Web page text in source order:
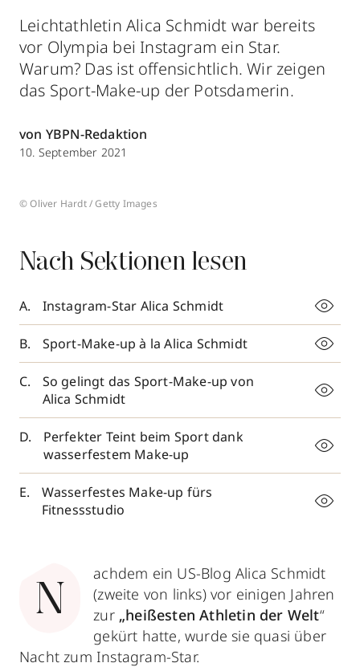
Leichtathletin Alica Schmidt war bereits
vor Olympia bei Instagram ein Star.
Warum? Das ist offensichtlich. Wir zeigen
das Sport-Make-up der Potsdamerin.
von YBPN-Redaktion
10. September 2021
© Oliver Hardt / Getty Images
Nach Sektionen lesen
Instagram-Star Alica Schmidt
Sport-Make-up à la Alica Schmidt
So gelingt das Sport-Make-up von
Alica Schmidt
Perfekter Teint beim Sport dank
wasserfestem Make-up
Wasserfestes Make-up fürs
Fitnessstudio
N
achdem ein US-Blog Alica Schmidt
(zweite von links) vor einigen Jahren
zur „heißesten Athletin der Welt“
gekürt hatte, wurde sie quasi über
Nacht zum Instagram-Star.